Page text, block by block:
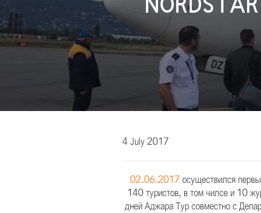
4 July 2017
02.06.2017 осуществился
140 туристов, в том чилсе и 10
дней Аджара Тур совместно с